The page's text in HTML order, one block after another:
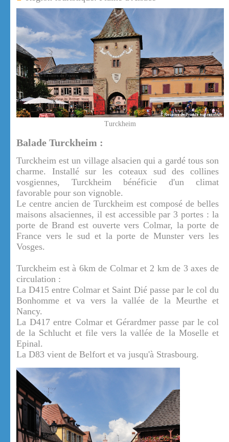
Turckheim
Balade Turckheim :
Turckheim est un village alsacien qui a gardé tous son
charme. Installé sur les coteaux sud des collines
vosgiennes, Turckheim bénéficie d'un climat
favorable pour son vignoble.
Le centre ancien de Turckheim est composé de belles
maisons alsaciennes, il est accessible par 3 portes : la
porte de Brand est ouverte vers Colmar, la porte de
France vers le sud et la porte de Munster vers les
Vosges.
Turckheim est à 6km de Colmar et 2 km de 3 axes de
circulation :
La D415 entre Colmar et Saint Dié passe par le col du
Bonhomme et va vers la vallée de la Meurthe et
Nancy.
La D417 entre Colmar et Gérardmer passe par le col
de la Schlucht et file vers la vallée de la Moselle et
Epinal.
La D83 vient de Belfort et va jusqu'à Strasbourg.